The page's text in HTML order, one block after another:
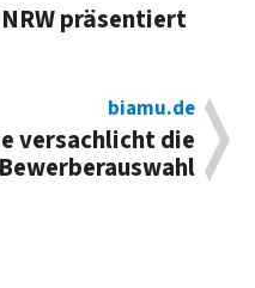
präsentiert
biamu.de
versachlicht die
Bewerberauswahl